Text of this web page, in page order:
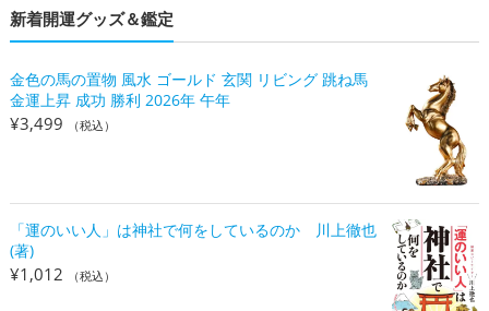
新着開運グッズ＆鑑定
金色の馬の置物 風水 ゴールド 玄関 リビング 跳ね馬
金運上昇 成功 勝利 2026年 午年
¥3,499 （税込）
「運のいい人」は神社で何をしているのか 川上徹也
(著)
¥1,012 （税込）